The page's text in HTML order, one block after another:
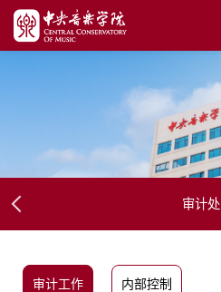
审计处
审计工作 内部控制